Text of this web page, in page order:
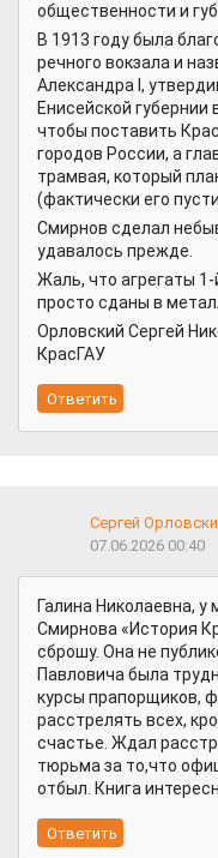
общественности и
В 1913 году была
речного вокзала и
Александра I,
Енисейской губернии
чтобы поставить
городов России, а
трамвая, который
(фактически его
Смирнов сделал
удавалось прежде.
Жаль, что агрегаты
просто сданы в
Орловский Сергей
КрасГАУ
Сергей
07.06.2026 00:40
Галина Николаевна,
Смирнова «История
сброшу. Она не
Павловича была
курсы прапорщиков,
расстрелять всех,
счастье. Ждал
тюрьма за то,что
отбыл. Книга